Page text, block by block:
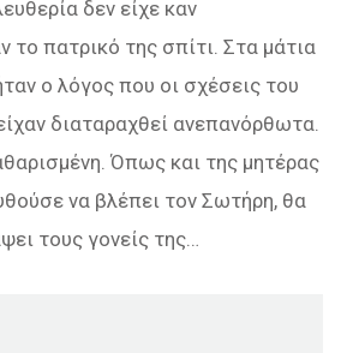
δεν είχε καν
το πατρικό της σπίτι. Στα μάτια
ο λόγος που οι σχέσεις του
διαταραχθεί ανεπανόρθωτα.
Όπως και της μητέρας
να βλέπει τον Σωτήρη, θα
τους γονείς της…